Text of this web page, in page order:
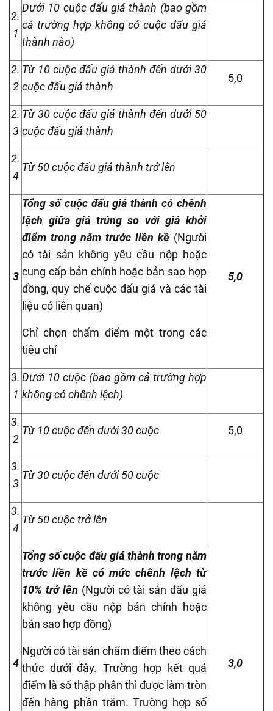
2.
1
Dưới 10 cuộc đấu giá thành (bao gồm
cả trường hợp không có cuộc đấu giá
thành nào)
2.
2
Từ 10 cuộc đấu giá thành đến dưới 30
cuộc đấu giá thành
5,0
2.
3
Từ 30 cuộc đấu giá thành đến dưới 50
cuộc đấu giá thành
2.
4
Từ 50 cuộc đấu giá thành trở lên
3
Tổng số cuộc đấu giá thành có chênh
lệch giữa giá trúng so với giá khởi
điểm trong năm trước liền kề (Người
có tài sản không yêu cầu nộp hoặc
cung cấp bản chính hoặc bản sao hợp
đồng, quy chế cuộc đấu giá và các tài
liệu có liên quan)
Chỉ chọn chấm điểm một trong các
tiêu chí
5,0
3.
1
Dưới 10 cuộc (bao gồm cả trường hợp
không có chênh lệch)
3.
2
Từ 10 cuộc đến dưới 30 cuộc 5,0
3.
3
Từ 30 cuộc đến dưới 50 cuộc
3.
4
Từ 50 cuộc trở lên
4
Tổng số cuộc đấu giá thành trong năm
trước liền kề có mức chênh lệch từ
10% trở lên (Người có tài sản đấu giá
không yêu cầu nộp bản chính hoặc
bản sao hợp đồng)
Người có tài sản chấm điểm theo cách
thức dưới đây. Trường hợp kết quả
điểm là số thập phân thì được làm tròn
đến hàng phần trăm. Trường hợp số
3,0